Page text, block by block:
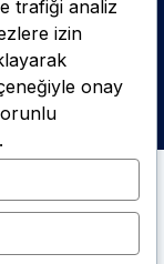
trafiği analiz
izin
onay